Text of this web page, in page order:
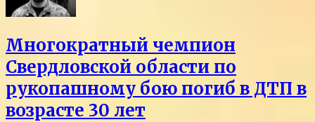
Многократный чемпион
Свердловской области по
рукопашному бою погиб в ДТП в
возрасте 30 лет